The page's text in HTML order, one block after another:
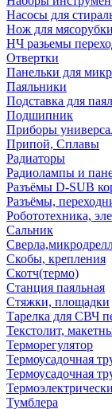
Насосы для
Нож для мясорубки
НЧ разьемы
Отвертки
Панельки для
Паяльники
Подставка для
Подшипник
Приборы
Припой, Сплавы
Радиаторы
Радиолампы и
Разъёмы D-SUB
Разъёмы,
Робототехника,
Сальник
Скобы, крепления
Скотч(термо)
Станция паяльная
Стяжки, площадки
Тарелка для СВЧ
Текстолит,
Терморегулятор
Термоусадочная
Термоусадочная
Тумблера